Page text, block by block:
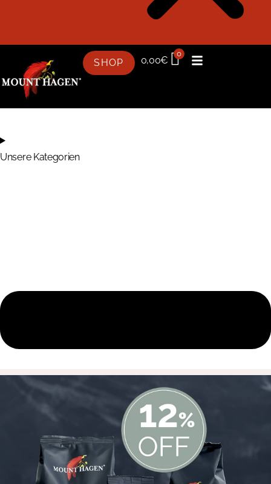
SHOP 0,00€
0
Unsere Kategorien